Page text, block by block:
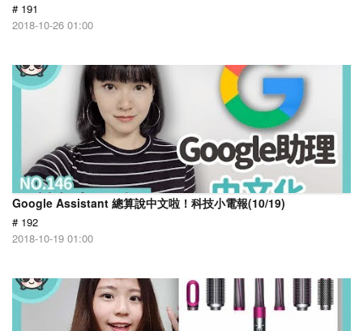
# 191
2018-10-26 01:00
Google Assistant 總算說中文啦！科技小電報(10/19)
# 192
2018-10-19 01:00